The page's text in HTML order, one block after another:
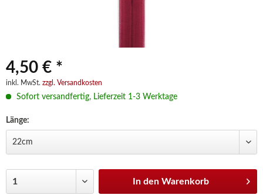
4,50 € *
inkl. MwSt. zzgl. Versandkosten
Sofort versandfertig, Lieferzeit 1-3 Werktage
Länge:
In den Warenkorb